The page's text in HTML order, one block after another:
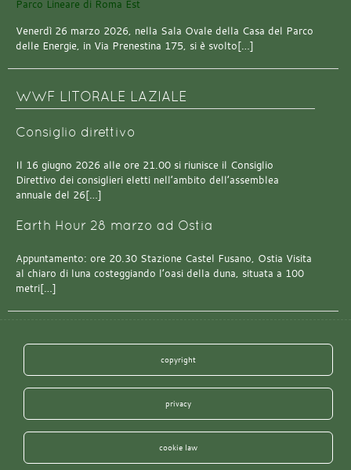
Venerdì 26 marzo 2026, nella Sala Ovale della Casa del Parco
delle Energie, in Via Prenestina 175, si è svolto[…]
WWF LITORALE LAZIALE
Consiglio direttivo
Il 16 giugno 2026 alle ore 21.00 si riunisce il Consiglio
Direttivo dei consiglieri eletti nell’ambito dell’assemblea
annuale del 26[…]
Earth Hour 28 marzo ad Ostia
Appuntamento: ore 20.30 Stazione Castel Fusano, Ostia Visita
al chiaro di luna costeggiando l’oasi della duna, situata a 100
metri[…]
copyright
privacy
cookie law